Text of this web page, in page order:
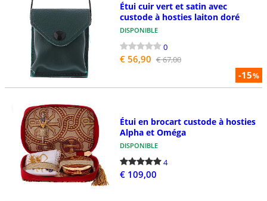
-15%
Étui cuir vert et satin avec
custode à hosties laiton doré
DISPONIBLE
0
€ 56,90 € 67,00
Étui en brocart custode à hosties
Alpha et Oméga
DISPONIBLE
4
€ 109,00